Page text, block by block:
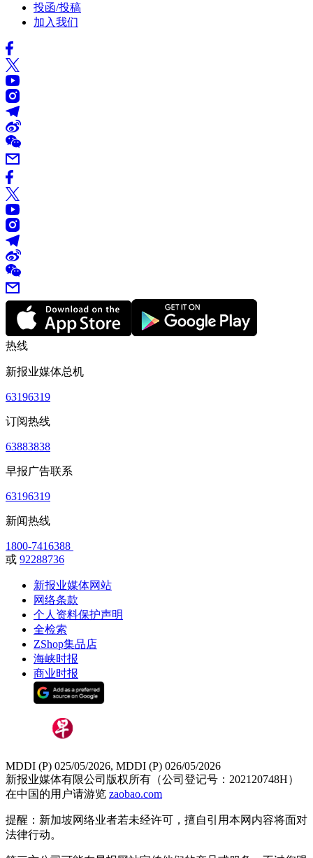
投函/投稿
加入我们
热线
新报业媒体总机
63196319
订阅热线
63883838
早报广告联系
63196319
新闻热线
1800-7416388
或 92288736
新报业媒体网站
网络条款
个人资料保护声明
全检索
ZShop集品店
海峡时报
商业时报
MDDI (P) 025/05/2026, MDDI (P) 026/05/2026
新报业媒体有限公司版权所有（公司登记号：202120748H）
在中国的用户请游览 zaobao.com
提醒：新加坡网络业者若未经许可，擅自引用本网内容将面对
法律行动。